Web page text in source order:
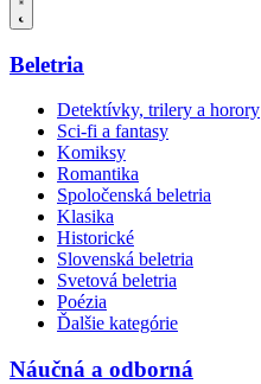
Beletria
Detektívky, trilery a horory
Sci-fi a fantasy
Komiksy
Romantika
Spoločenská beletria
Klasika
Historické
Slovenská beletria
Svetová beletria
Poézia
Ďalšie kategórie
Náučná a odborná